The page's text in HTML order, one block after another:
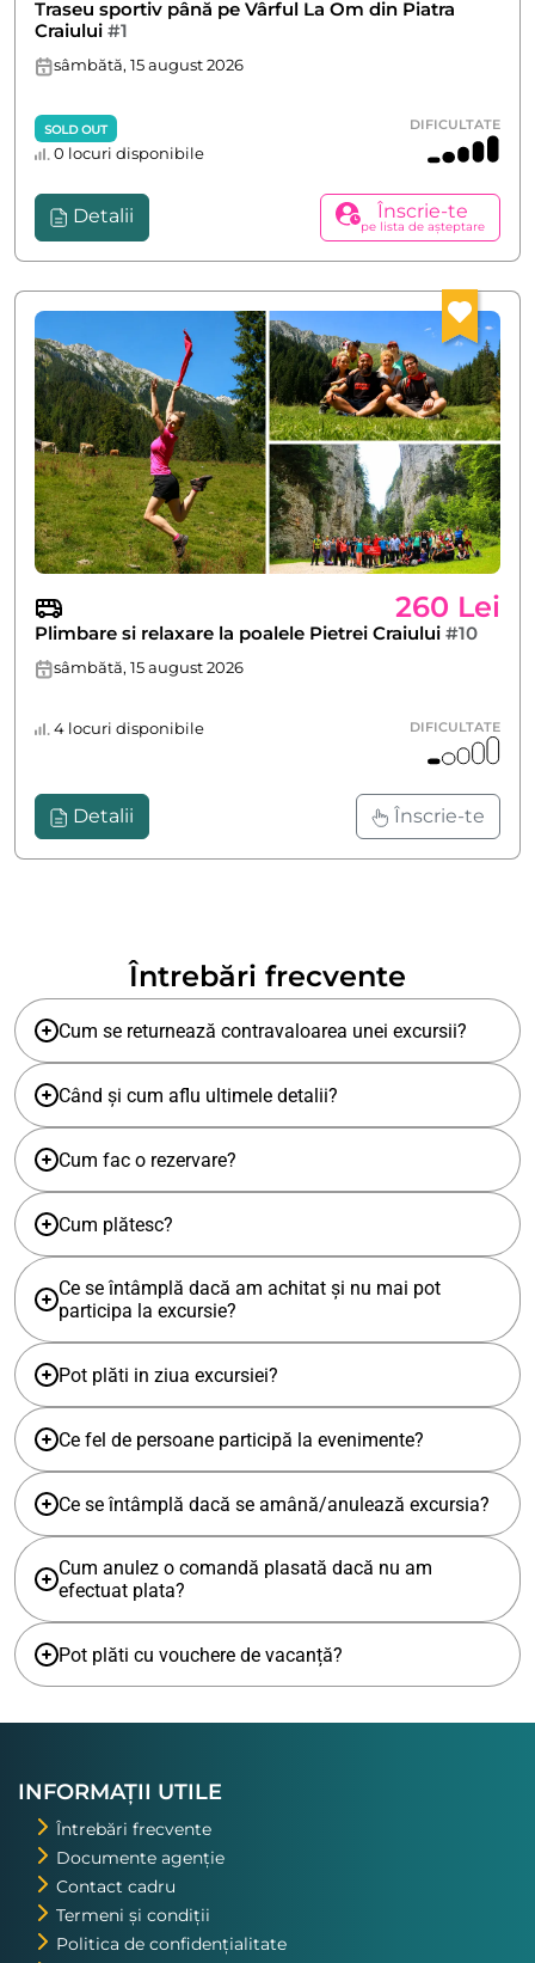
Traseu sportiv până pe Vârful La Om din Piatra
Craiului #1
sâmbătă, 15 august 2026
SOLD OUT
0 locuri disponibile
DIFICULTATE
Detalii Înscrie-te
pe lista de așteptare
260 Lei
Plimbare si relaxare la poalele Pietrei Craiului #10
sâmbătă, 15 august 2026
4 locuri disponibile DIFICULTATE
Detalii Înscrie-te
Întrebări frecvente
Cum se returnează contravaloarea unei excursii?
Când și cum aflu ultimele detalii?
Cum fac o rezervare?
Cum plătesc?
Ce se întâmplă dacă am achitat și nu mai pot
participa la excursie?
Pot plăti in ziua excursiei?
Ce fel de persoane participă la evenimente?
Ce se întâmplă dacă se amână/anulează excursia?
Cum anulez o comandă plasată dacă nu am
efectuat plata?
Pot plăti cu vouchere de vacanță?
INFORMAȚII UTILE
Întrebări frecvente
Documente agenție
Contact cadru
Termeni și condiții
Politica de confidențialitate